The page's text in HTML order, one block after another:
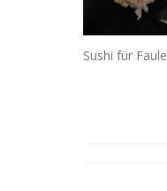
Sushi für Faule